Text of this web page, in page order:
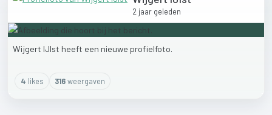
2 jaar geleden
Wijgert IJlst heeft een nieuwe profielfoto.
4 likes 316weergaven